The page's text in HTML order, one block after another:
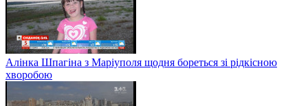
Алінка Шпагіна з Маріуполя щодня бореться зі рідкісною
хворобою